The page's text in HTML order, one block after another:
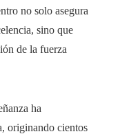
no solo asegura
sino que
de la fuerza
ha
originando cientos